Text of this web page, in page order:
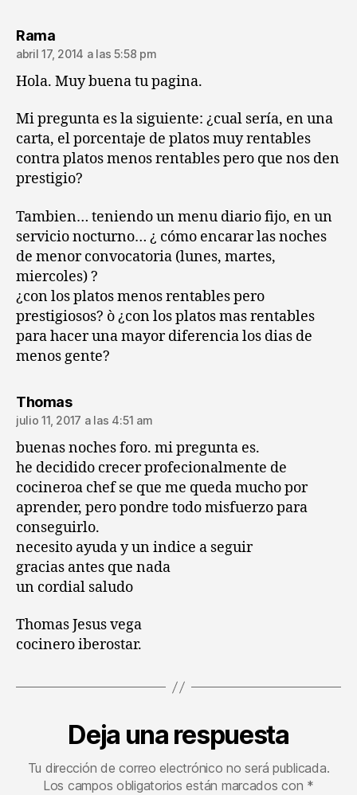
Ramadice:
abril 17, 2014 a las 5:58 pm
Hola. Muy buena tu pagina.
Mi pregunta es la siguiente: ¿cual sería, en una
carta, el porcentaje de platos muy rentables
contra platos menos rentables pero que nos den
prestigio?
Tambien… teniendo un menu diario fijo, en un
servicio nocturno… ¿ cómo encarar las noches
de menor convocatoria (lunes, martes,
miercoles) ?
¿con los platos menos rentables pero
prestigiosos? ò ¿con los platos mas rentables
para hacer una mayor diferencia los dias de
menos gente?
Thomasdice:
julio 11, 2017 a las 4:51 am
buenas noches foro. mi pregunta es.
he decidido crecer profecionalmente de
cocineroa chef se que me queda mucho por
aprender, pero pondre todo misfuerzo para
conseguirlo.
necesito ayuda y un indice a seguir
gracias antes que nada
un cordial saludo
Thomas Jesus vega
cocinero iberostar.
Deja una respuesta
Tu dirección de correo electrónico no será publicada.
Los campos obligatorios están marcados con *